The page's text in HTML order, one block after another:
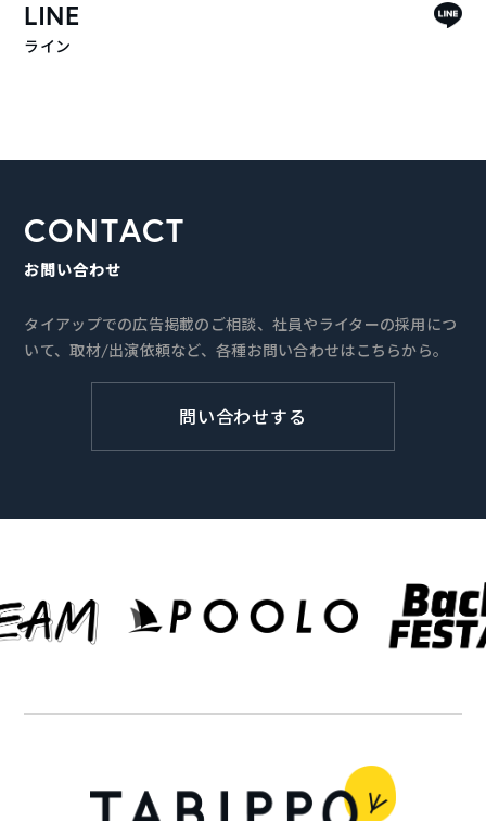
LINE
ライン
CONTACT
お問い合わせ
タイアップでの広告掲載のご相談、社員やライターの採用につ
いて、取材/出演依頼など、各種お問い合わせはこちらから。
問い合わせする